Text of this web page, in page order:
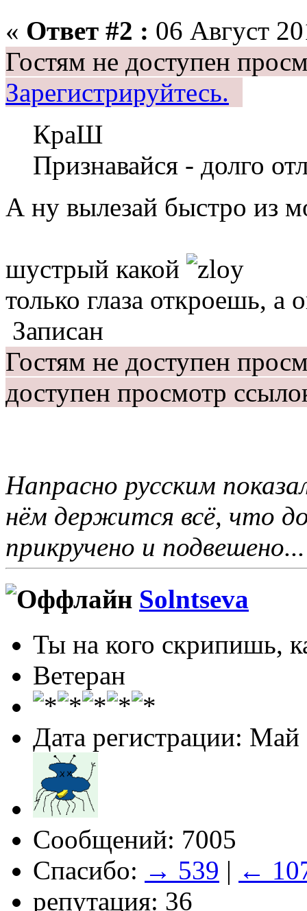
« Ответ #2 : 06 Август
Гостям не доступен
Зарегистрируйтесь.
КраШ
Признавайся - долго
А ну вылезай быстро из
шустрый какой
только глаза откроешь, а
Записан
Гостям не доступен
доступен просмотр
Напрасно русским
нём держится всё, что
прикручено и подвешено...
Solntseva
Ты на кого скрипишь,
Ветеран
Дата регистрации: Май
Сообщений: 7005
Спасибо: → 539 | ←
репутация: 36